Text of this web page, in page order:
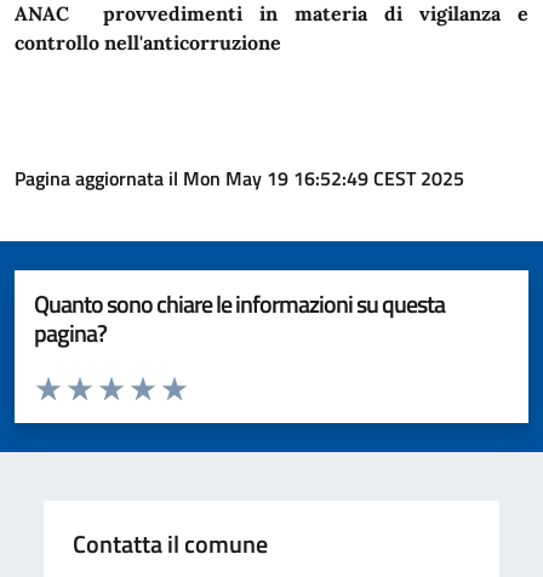
ANAC provvedimenti in materia di vigilanza e
controllo nell'anticorruzione
Pagina aggiornata il Mon May 19 16:52:49 CEST 2025
Quanto sono chiare le informazioni su questa
pagina?
Valuta da 1 a 5 stelle la pagina
Valuta 5 stelle su 5
Valuta 4 stelle su 5
Valuta 3 stelle su 5
Valuta 2 stelle su 5
Valuta 1 stelle su 5
Contatta il comune